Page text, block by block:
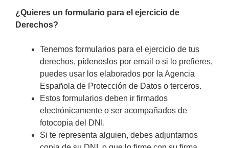
¿Quieres un formulario para el ejercicio de
Derechos?
Tenemos formularios para el ejercicio de tus
derechos, pídenoslos por email o si lo prefieres,
puedes usar los elaborados por la Agencia
Española de Protección de Datos o terceros.
Estos formularios deben ir firmados
electrónicamente o ser acompañados de
fotocopia del DNI.
Si te representa alguien, debes adjuntarnos